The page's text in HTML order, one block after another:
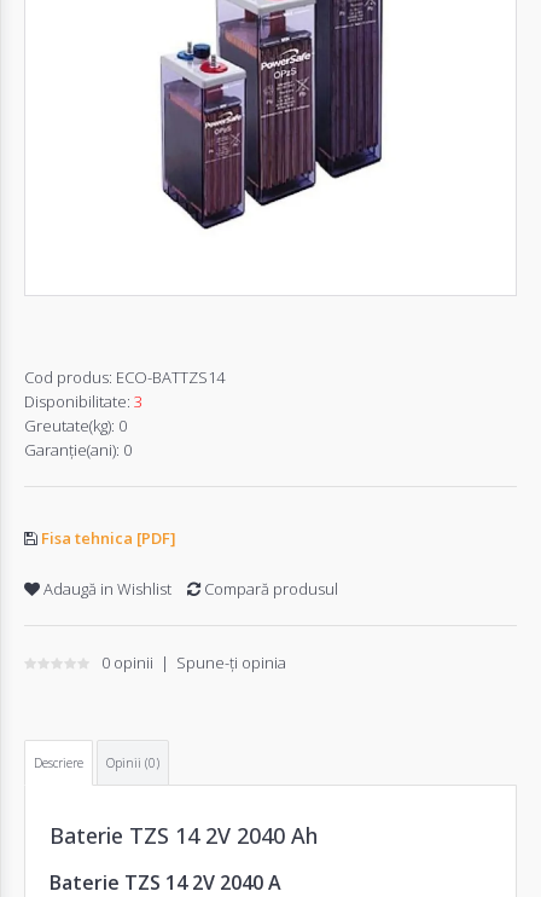
Cod produs: ECO-BATTZS14
Disponibilitate: 3
Greutate(kg): 0
Garanţie(ani): 0
Fisa tehnica [PDF]
Adaugă in Wishlist Compară produsul
0 opinii | Spune-ţi opinia
Descriere Opinii (0)
Baterie TZS 14 2V 2040 Ah
Baterie TZS 14 2V 2040 A